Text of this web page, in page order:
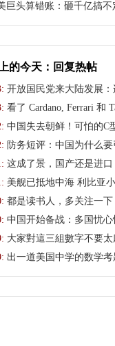
巨头算错账：砸千亿搞不
的今天：回复热帖
开放国民党来大陆发展
看了 Cardano, Ferrari 和
中国失去朝鲜！可怕的C
防务短评：中国为什么要
这成了景，国产还是进口
美舰已抵地中海 利比亚
都是读书人，多关注一
中国开始备战：多国忧
大家對這三組數字不要
出一道美国中学的数学